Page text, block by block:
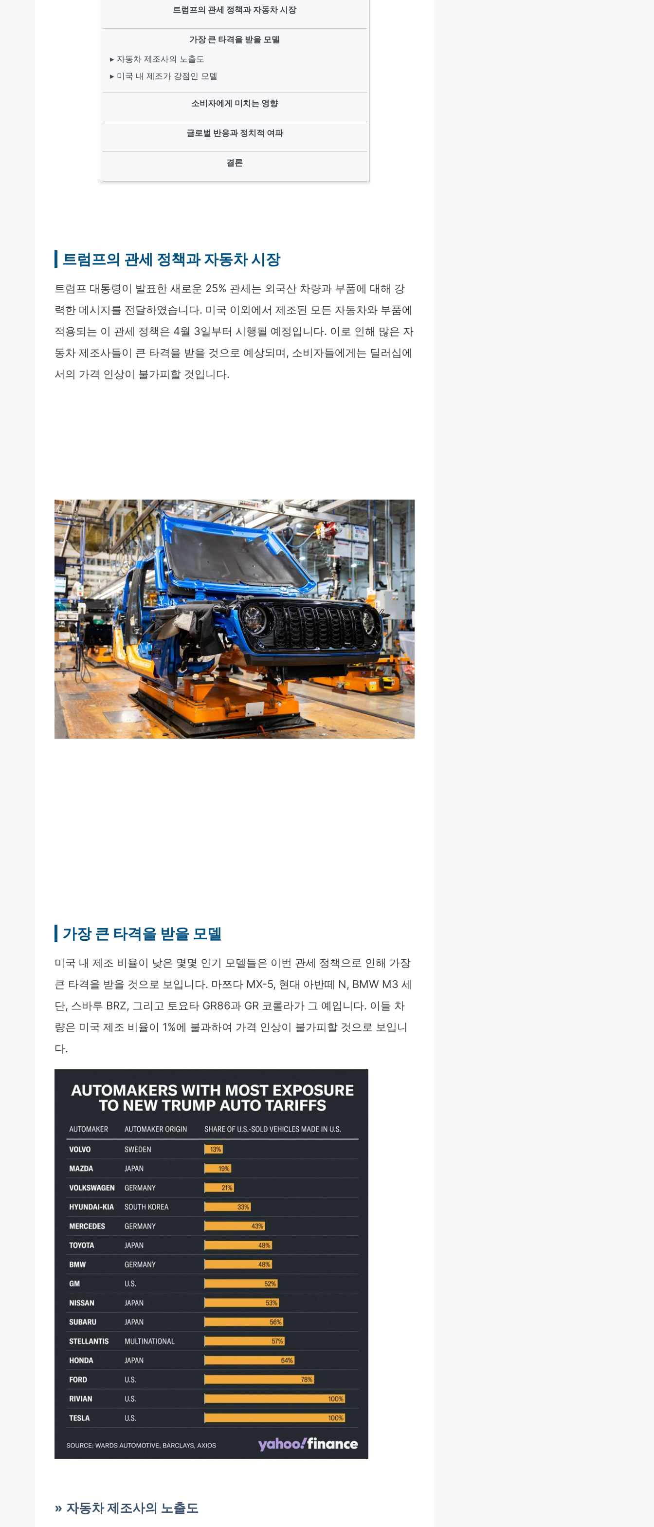
트럼프의 관세 정책과 자동차 시장
가장 큰 타격을 받을 모델
▸ 자동차 제조사의 노출도
▸ 미국 내 제조가 강점인 모델
소비자에게 미치는 영향
글로벌 반응과 정치적 여파
결론
트럼프의 관세 정책과 자동차 시장
트럼프 대통령이 발표한 새로운 25% 관세는 외국산 차량과 부품에 대해 강
력한 메시지를 전달하였습니다. 미국 이외에서 제조된 모든 자동차와 부품에
적용되는 이 관세 정책은 4월 3일부터 시행될 예정입니다. 이로 인해 많은 자
동차 제조사들이 큰 타격을 받을 것으로 예상되며, 소비자들에게는 딜러십에
서의 가격 인상이 불가피할 것입니다.
가장 큰 타격을 받을 모델
미국 내 제조 비율이 낮은 몇몇 인기 모델들은 이번 관세 정책으로 인해 가장
큰 타격을 받을 것으로 보입니다. 마쯔다 MX-5, 현대 아반떼 N, BMW M3 세
단, 스바루 BRZ, 그리고 토요타 GR86과 GR 코롤라가 그 예입니다. 이들 차
량은 미국 제조 비율이 1%에 불과하여 가격 인상이 불가피할 것으로 보입니
다.
자동차 제조사의 노출도